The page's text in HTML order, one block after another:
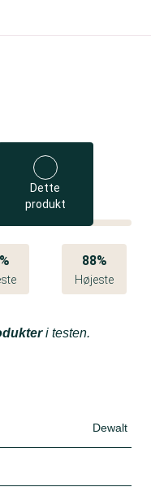
Dette
produkt
88%
Højeste
i testen.
Dewalt